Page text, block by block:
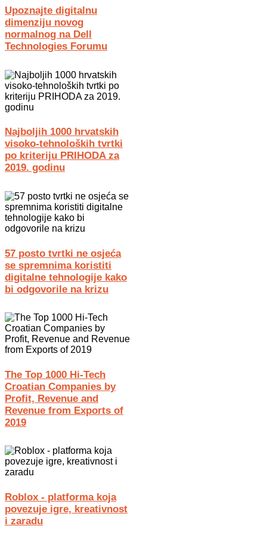
Upoznajte digitalnu
dimenziju novog
normalnog na Dell
Technologies Forumu
Najboljih 1000 hrvatskih
visoko-tehnoloških tvrtki
po kriteriju PRIHODA za
2019. godinu
57 posto tvrtki ne osjeća
se spremnima koristiti
digitalne tehnologije kako
bi odgovorile na krizu
The Top 1000 Hi-Tech
Croatian Companies by
Profit, Revenue and
Revenue from Exports of
2019
Roblox - platforma koja
povezuje igre, kreativnost
i zaradu